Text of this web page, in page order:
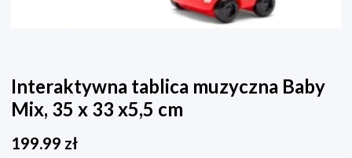
Interaktywna tablica muzyczna Baby
Mix, 35 x 33 x5,5 cm
199.99 zł